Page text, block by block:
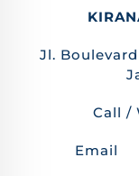
Jl.
Call
Email